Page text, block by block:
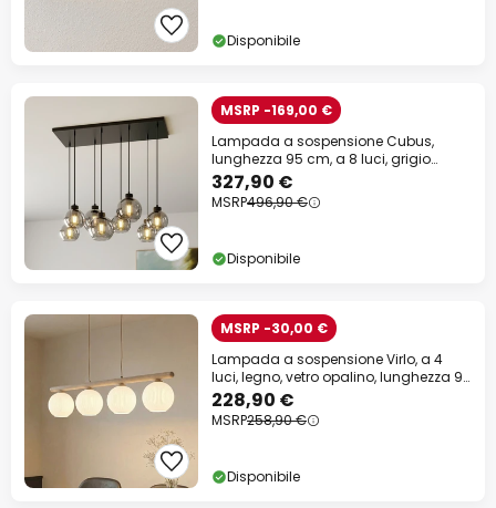
Disponibile
MSRP -169,00 €
Lampada a sospensione Cubus,
lunghezza 95 cm, a 8 luci, grigio
fumo, vetro
327,90 €
MSRP496,90 €
Disponibile
MSRP -30,00 €
Lampada a sospensione Virlo, a 4
luci, legno, vetro opalino, lunghezza 95
cm
228,90 €
MSRP258,90 €
Disponibile